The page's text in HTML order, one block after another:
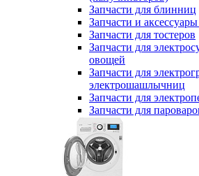
Запчасти для блинниц
Запчасти и
Запчасти для тостеров
Запчасти для
овощей
Запчасти для
электрошашлычниц
Запчасти для
Запчасти для